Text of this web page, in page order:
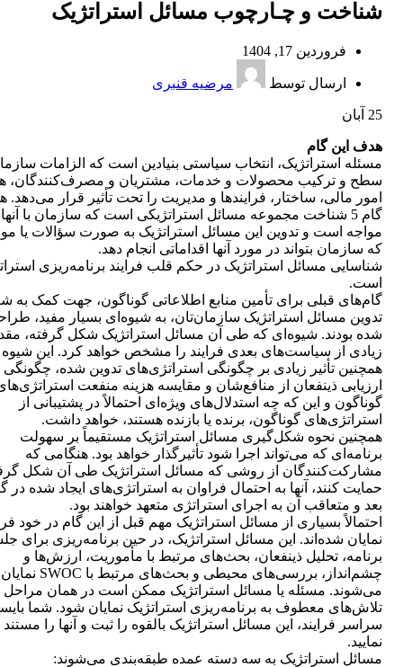
شناخت و چـارچوب مسائل استراتژیک
فروردین 17, 1404
ارسال توسط مرضیه قنبری
25 آبان
هدف این گام
مسئله استراتژیک، انتخاب سیاستی بنیادین است که الزامات
سطح و ترکیب محصولات و خدمات، مشتریان و مصرف‌کنندگان،
امور مالی، ساختار، فرایندها و مدیریت را تحت تأثیر قرار
گام 5 شناخت مجموعه مسائل استراتژیکی است که سازمان با آنها
مواجه است و تدوین این مسائل استراتژیک به صورت سؤالات یا
که سازمان بتواند در مورد آنها اقداماتی انجام دهد.
شناسایی مسائل استراتژیک در حکم قلب فرایند برنامه‌ریزی
است.
گام‌های قبلی برای تأمین منابع اطلاعاتی گوناگون، جهت کمک به
تدوین مسائل استراتژیک سازمان‌تان، به شیوه‌ای بسیار مفید،
شده بودند. شیوه‌ای که طی آن مسائل استراتژیک شکل گرفته،
زیادی از سیاست‌های بعدی فرایند را مشخص خواهد کرد. این شیوه
همچنین تأثیر زیادی بر چگونگی استراتژی‌های تدوین شده، چگونگی
ارزیابی ذینفعان از منافع‌شان و مقایسه هزینه منفعت
گوناگون و این که چه استدلال‌های ویژه‌ای احتمالاً در پشتیبانی از
استراتژی‌های گوناگون، برنده یا بازنده هستند، خواهد داشت.
همچنین نحوه شکل‌گیری مسائل استراتژیک مستقیماً بر سهولت
برنامه‌ای که می‌تواند اجرا شود تأثیرگذار خواهد بود. هنگامی که
مشارکت‌کنندگان از روشی که مسائل استراتژیک طی آن شکل
حمایت کنند، آنها به احتمال فراوان به استراتژی‌های ایجاد شده در
بعد و متعاقب آن به اجرای استراتژی متعهد خواهند بود.
احتمالاً بسیاری از مسائل استراتژیک مهم قبل از این گام در خود
نمایان شده‌اند. این مسائل استراتژیک، در حین برنامه‌ریزی برای
برنامه، تحلیل ذینفعان، بحث‌های مرتبط با مأموریت، ارزش‌ها و
چشم‌انداز، بررسی‌های محیطی و بحث‌های مرتبط با SWOC نمایان
می‌شوند. مسئله یا مسائل استراتژیک ممکن است در همان مراحل
تلاش‌های معطوف به برنامه‌ریزی استراتژیک نمایان شود. شما
سراسر فرایند، این مسائل استراتژیک بالقوه را ثبت و آنها را مستند
نمایید.
مسائل استراتژیک به سه دسته عمده طبقه‌بندی می‌شوند: